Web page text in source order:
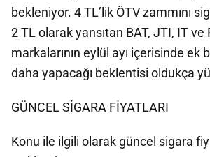
bekleniyor. 4 TL’lik ÖTV zammını
2 TL olarak yansıtan BAT, JTI, IT
markalarının eylül ayı içerisinde ek
daha yapacağı beklentisi oldukça
GÜNCEL SİGARA FİYATLARI
Konu ile ilgili olarak güncel sigara